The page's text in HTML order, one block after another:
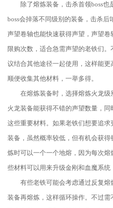
除了熔炼装备，击杀首领boss
boss会掉落不同级别的装备，击杀
声望卷轴也能快速获得声望，声望
限购次数，适合急需声望的老铁们
议结合其他途径一起使用，这样能
顺便收集其他材料，一举多得。
在熔炼装备时，选择熔炼火龙
火龙装备能获得不错的声望数量，
这些重要材料。如果老铁们想要追
装备，虽然概率较低，但有机会获
炼时可以一个一个地熔，因为每次
些材料可以用来升级金刚和血魔系统
有些老铁可能会考虑通过反复
装备再熔炼，这样循环操作。不过